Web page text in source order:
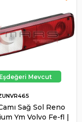
Sağ Sol Reno
Ym Volvo Fe-fl |